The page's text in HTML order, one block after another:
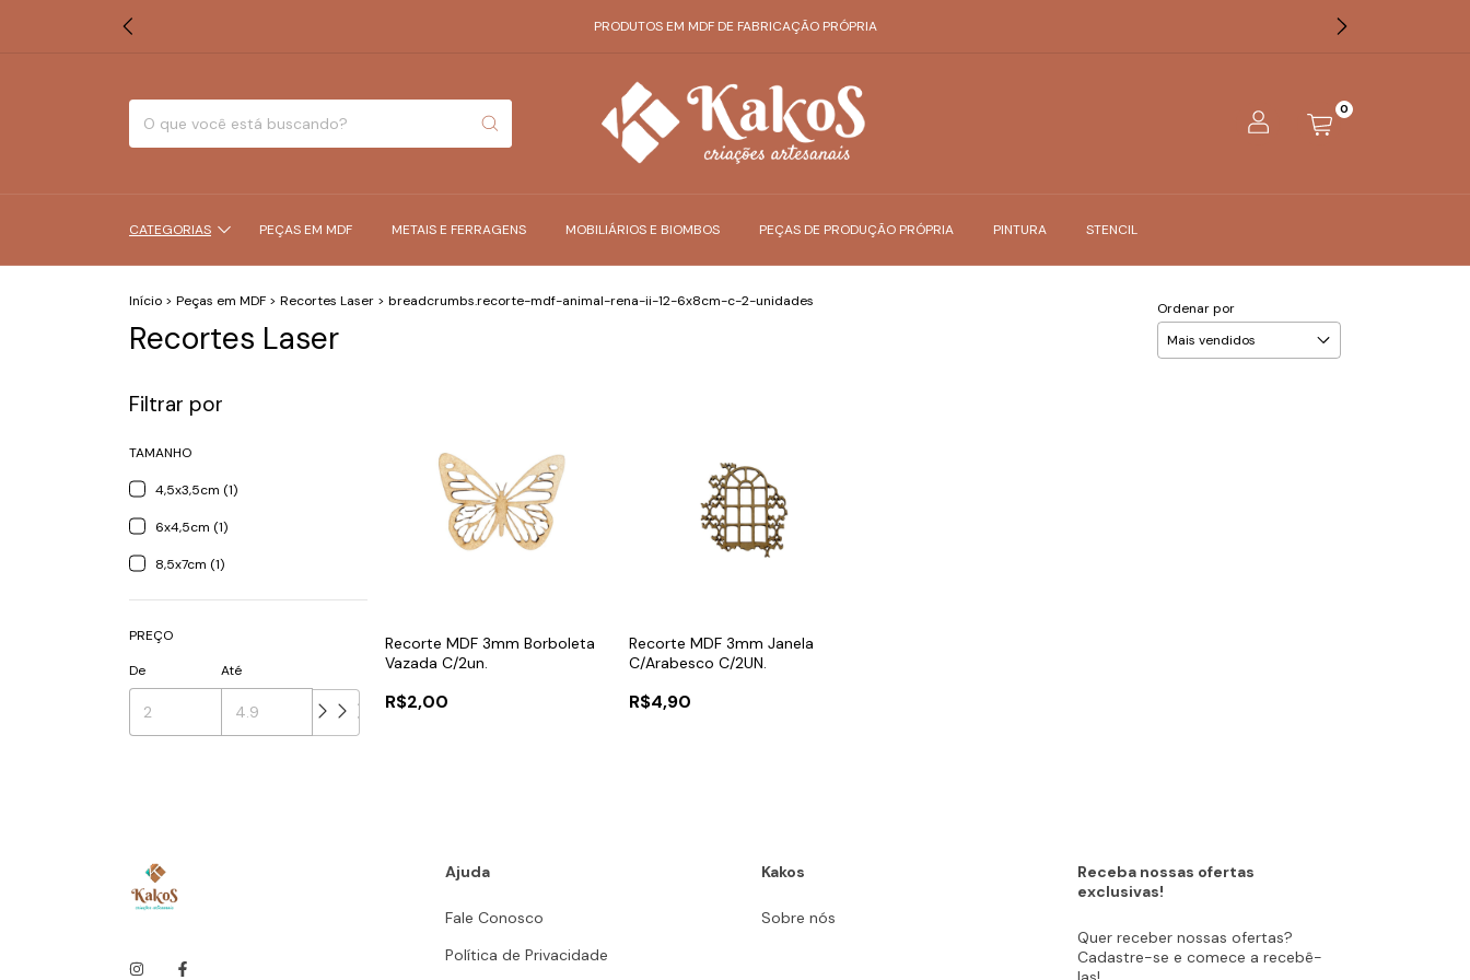
PRODUTOS EM MDF DE FABRICAÇÃO PRÓPRIA
0
CATEGORIAS PEÇAS EM MDF METAIS E FERRAGENS MOBILIÁRIOS E BIOMBOS PEÇAS DE PRODUÇÃO PRÓPRIA PINTURA STENCIL
Início > Peças em MDF > Recortes Laser > breadcrumbs.recorte-mdf-animal-rena-ii-12-6x8cm-c-2-unidades
Recortes Laser
Ordenar por
Filtrar por
TAMANHO
4,5x3,5cm (1)
6x4,5cm (1)
8,5x7cm (1)
PREÇO
De
Até
Recorte MDF 3mm Borboleta
Vazada C/2un.
R$2,00
Recorte MDF 3mm Janela
C/Arabesco C/2UN.
R$4,90
Ajuda
Fale Conosco
Política de Privacidade
Kakos
Sobre nós
Receba nossas ofertas
exclusivas!
Quer receber nossas ofertas?
Cadastre-se e comece a recebê-